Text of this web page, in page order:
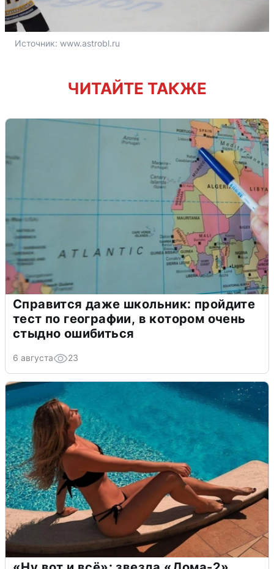
Источник: www.astrobl.ru
ЧИТАЙТЕ ТАКЖЕ
Справится даже школьник: пройдите
тест по географии, в котором очень
стыдно ошибиться
6 августа 23